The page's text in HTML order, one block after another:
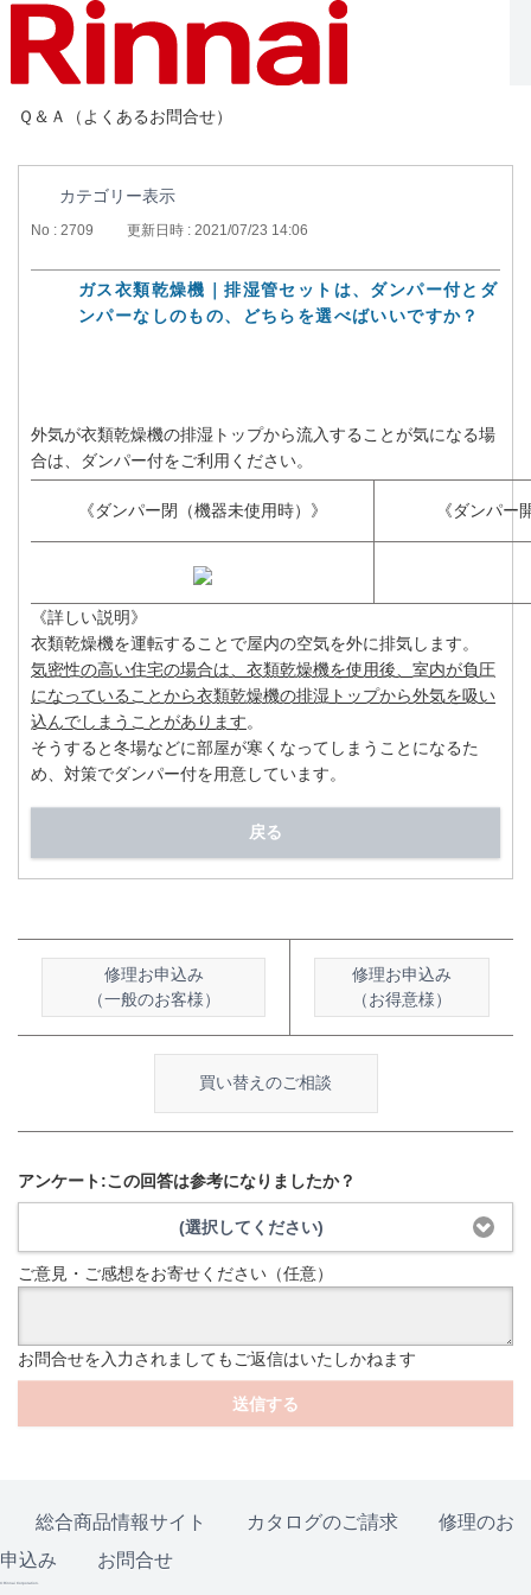
Ｑ＆Ａ（よくあるお問合せ）
カテゴリー表示
No : 2709 更新日時 : 2021/07/23 14:06
ガス衣類乾燥機｜排湿管セットは、ダンパー付とダ
ンパーなしのもの、どちらを選べばいいですか？
外気が衣類乾燥機の排湿トップから流入することが気になる場
合は、ダンパー付をご利用ください。
《ダンパー閉（機器未使用時）》 《ダンパー
《詳しい説明》
衣類乾燥機を運転することで屋内の空気を外に排気します。
気密性の高い住宅の場合は、衣類乾燥機を使用後、室内が負圧
になっていることから衣類乾燥機の排湿トップから外気を吸い
込んでしまうことがあります。
そうすると冬場などに部屋が寒くなってしまうことになるた
め、対策でダンパー付を用意しています。
戻る
修理お申込み
（一般のお客様）
修理お申込み
（お得意様）
買い替えのご相談
アンケート:この回答は参考になりましたか？
(選択してください)
ご意見・ご感想をお寄せください（任意）
お問合せを入力されましてもご返信はいたしかねます
送信する
総合商品情報サイト カタログのご請求
修理のお
申込み
お問合せ
© Rinnai Corporation.